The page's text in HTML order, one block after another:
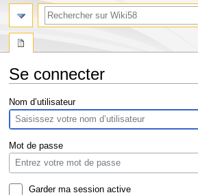
Se connecter
Aller
à
la
navigation
Aller
à
la
recherche
Nom d’utilisateur
Mot de passe
Garder ma session active